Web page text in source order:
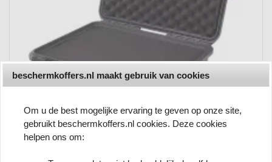
beschermkoffers.nl maakt gebruik van cookies
Om u de best mogelijke ervaring te geven op onze site,
gebruikt beschermkoffers.nl cookies. Deze cookies
helpen ons om: